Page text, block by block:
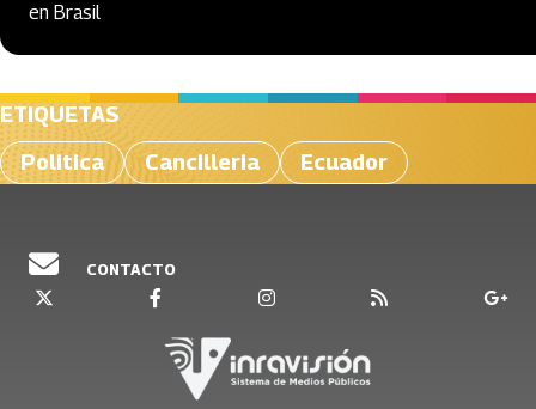
en Brasil
ETIQUETAS
Politica
Cancilleria Ecuador
CONTACTO